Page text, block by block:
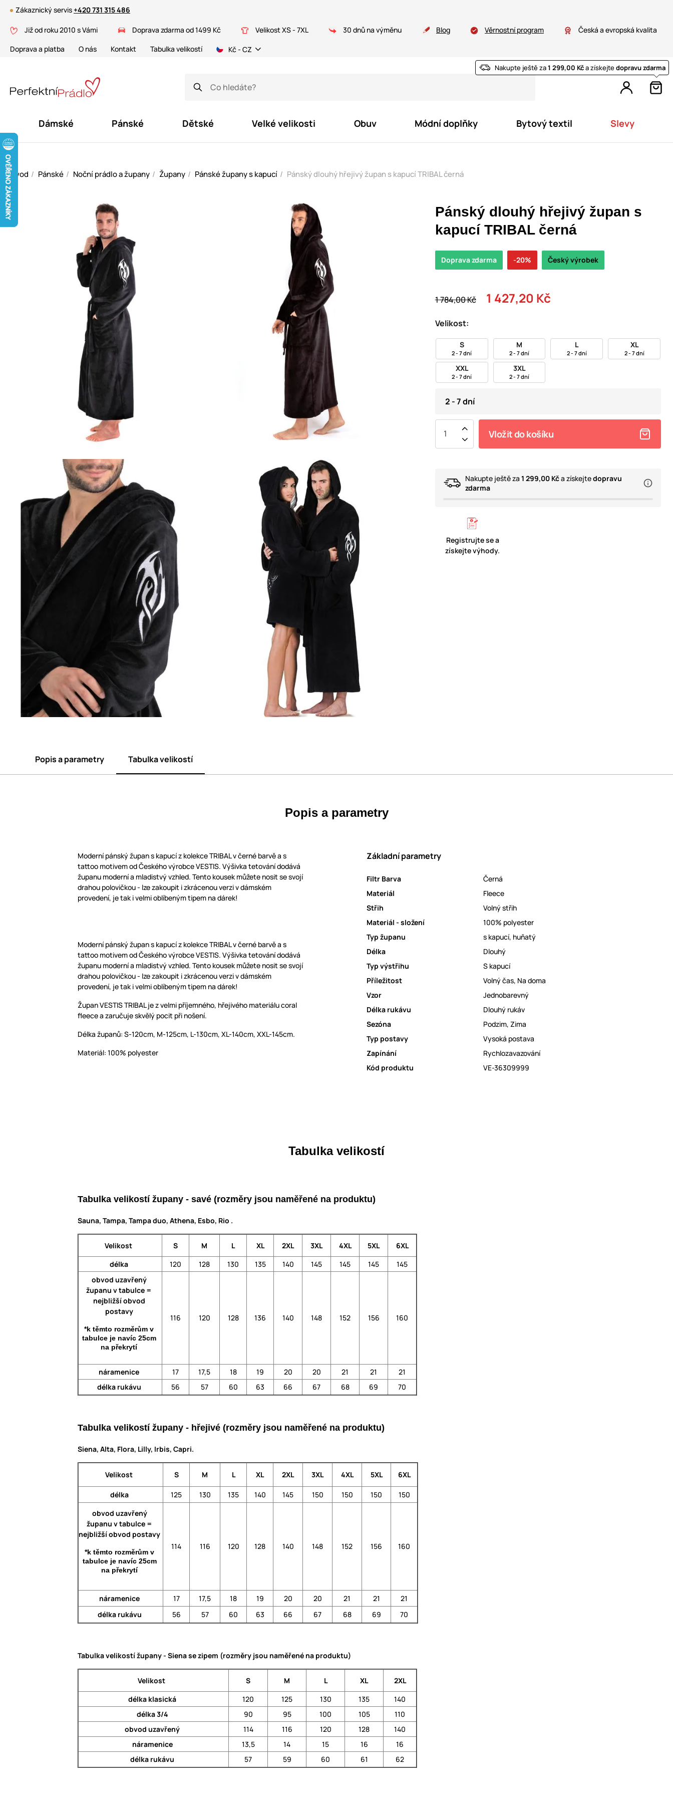
Zákaznický servis+420 731 315 486
Již od roku 2010 s Vámi Doprava zdarma od 1499 Kč Velikost XS - 7XL 30 dnů na výměnu Blog Věrnostní program
Česká a evropská kvalita
Doprava a platba
O nás Kontakt Tabulka velikostí Kč - CZ
Nakupte ještě za1 299,00 Kča získejtedopravu zdarma
Dámské Pánské Dětské Velké velikosti Obuv Módní doplňky Bytový textil Slevy
Úvod Pánské Noční prádlo a župany Župany Pánské župany s kapucí Pánský dlouhý hřejivý župan s kapucí TRIBAL černá
Pánský dlouhý hřejivý župan s
kapucí TRIBAL černá
1 784,00 Kč 1 427,20 Kč
Doprava zdarma -20% Český výrobek
Velikost:
S
2 - 7 dní
M
2 - 7 dní
L
2 - 7 dní
XL
2 - 7 dní
XXL
2 - 7 dní
3XL
2 - 7 dní
2 - 7 dní
Vložit do košíku
Nakupte ještě za 1 299,00 Kča získejtedopravu
zdarma
Registrujte se a
získejte výhody.
Popis a parametry Tabulka velikostí
Popis a parametry
Moderní pánský župan s kapucí z kolekce TRIBAL v černé barvě a s
tattoo motivem od Českého výrobce VESTIS. Výšivka tetování dodává
županu moderní a mladistvý vzhled. Tento kousek můžete nosit se svojí
drahou polovičkou - lze zakoupit i zkrácenou verzi v dámském
provedení, je tak i velmi oblíbeným tipem na dárek!
Moderní pánský župan s kapucí z kolekce TRIBAL v černé barvě a s
tattoo motivem od Českého výrobce VESTIS. Výšivka tetování dodává
županu moderní a mladistvý vzhled. Tento kousek můžete nosit se svojí
drahou polovičkou - lze zakoupit i zkrácenou verzi v dámském
provedení, je tak i velmi oblíbeným tipem na dárek!
Župan VESTIS TRIBAL je z velmi příjemného, hřejivého materiálu coral
fleece a zaručuje skvělý pocit při nošení.
Délka županů: S-120cm, M-125cm, L-130cm, XL-140cm, XXL-145cm.
Materiál: 100% polyester
Základní parametry
Filtr Barva
Černá
Materiál
Fleece
Střih
Volný střih
Materiál - složení
100% polyester
Typ županu
s kapucí, huňatý
Délka
Dlouhý
Typ výstřihu
S kapucí
Příležitost
Volný čas, Na doma
Vzor
Jednobarevný
Délka rukávu
Dlouhý rukáv
Sezóna
Podzim, Zima
Typ postavy
Vysoká postava
Zapínání
Rychlozavazování
Kód produktu
VE-36309999
Tabulka velikostí
Tabulka velikostí župany - savé (rozměry jsou naměřené na produktu)
Sauna, Tampa, Tampa duo, Athena, Esbo, Rio .
Velikost S M L XL 2XL 3XL 4XL 5XL
6XL
délka
120 128 130 135 140 145 145 145
145
obvod uzavřený
županu v tabulce =
nejbližší obvod
postavy
*k těmto rozměrům v
tabulce je navíc 25cm
na překrytí
116 120 128 136 140 148 152 156 160
náramenice 17 17,5 18 19 20 20 21 21
21
délka rukávu
56 57 60 63 66 67 68 69 70
Tabulka velikostí župany - hřejivé (rozměry jsou naměřené na produktu)
Siena, Alta, Flora, Lilly, Irbis, Capri.
Velikost S M L XL 2XL 3XL 4XL 5XL 6XL
délka 125 130 135 140 145 150 150 150
150
obvod uzavřený
županu v tabulce =
nejbližší obvod postavy
*k těmto rozměrům v
tabulce je navíc 25cm
na překrytí
114 116 120 128 140 148 152 156 160
náramenice 17 17,5 18 19 20 20 21 21
21
délka rukávu
56 57 60 63 66 67 68 69 70
Tabulka velikostí župany - Siena se zipem (rozměry jsou naměřené na produktu)
Velikost S M L XL
2XL
délka klasická
120 125 130 135
140
délka 3/4
90 95 100 105
110
obvod uzavřený
114 116 120 128
140
náramenice
13,5 14 15 16
16
délka rukávu
57 59 60 61 62